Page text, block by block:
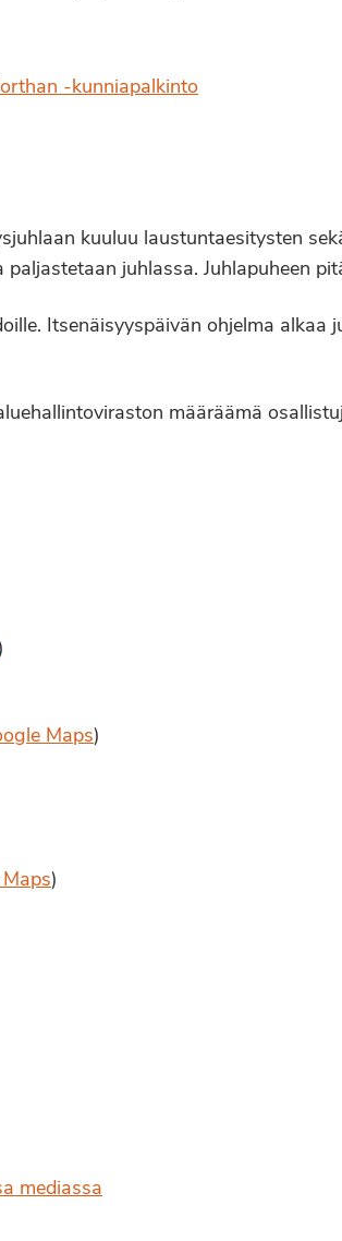
-kunniapalkinto
kuuluu laustuntaesitysten
juhlassa. Juhlapuheen
Itsenäisyyspäivän ohjelma
määräämä
)
Maps)
)
mediassa